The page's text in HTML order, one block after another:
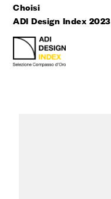
Choisi
ADI Design Index 2023